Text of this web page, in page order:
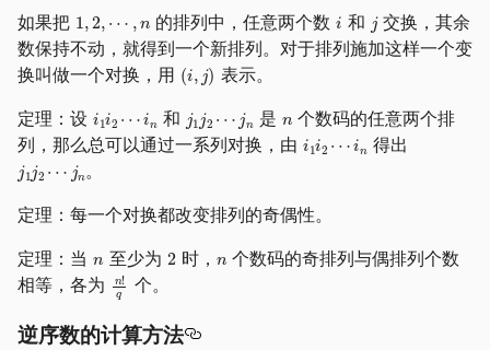
如果把 的排列中，任意两个数 和
交换，其余
数保持不动，就得到一个新排列。对于排列施加这样一个变
换叫做一个对换，用
表示。
定理：设
和 是
个数码的任意两个排
列，那么总可以通过一系列对换，由
得出
。
定理：每一个对换都改变排列的奇偶性。
定理：当
至少为 时，
个数码的奇排列与偶排列个数
相等，各为
个。
逆序数的计算方法